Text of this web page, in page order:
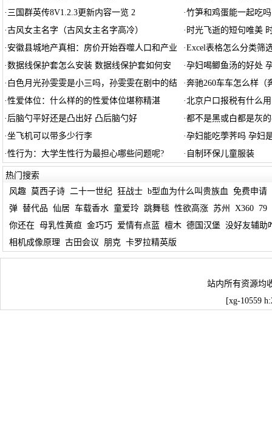
· 三国群英传8V1.2.3更新内容一览 2 ·竹笋和鸡蛋能一起吃
·古风女主名字（古风女主名字高冷） · 时光飞逝的短句唯美
· 安徽县城地产真相：房价开始吞噬人口和产业 ·Excel表格怎么分类筛
·数据线保护套怎么安装 数据线保护套如何安 ·孕妇喝鲫鱼汤的好处
· 白色月光孙雯雯是小三吗，孙雯雯在剧中的结 ·奔驰260车车怎么样（
·性爱体位：什么样的的性爱体位堪称精湛 ·北京户口报税有什么用
· 后脑勺平好还是凸出好 凸后脑勺好 ·都不是黑或白都是灰
·坐飞机可以带多少行李 ·孕妇能吃荸荠吗 孕妇
·性行为：大学生性行为最担心哪些问题呢? · 自制环保儿童服装
热门搜索
风趣 莫西子诗 二十一世纪 狂战士 b型血为什么叫贵族血 免费申请
弹 替代品 仙居 车载香水 童爱玲 跳舞毯 性欲高涨 苏州 X360 79
你还在 母乳性黄疸 金巧巧 爱情有点蓝 檀木 德国汉堡 没好友辅助
相机成像原理 古田会议 朋克 卡罗拉精英版
站内所有资源均
[xg-10559